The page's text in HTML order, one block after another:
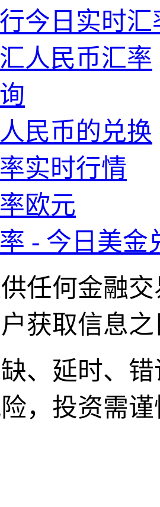
今日实时汇
人民币汇率
民币的兑换
实时行情
欧元
- 今日美金
任何金融
获取信息
、延时、
，投资需